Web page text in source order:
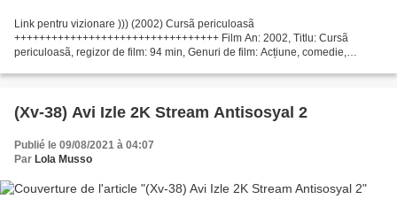
Link pentru vizionare ))) (2002) Cursã periculoasã
+++++++++++++++++++++++++++++++++ Film An: 2002, Titlu: Cursã
periculoasã, regizor de film: 94 min, Genuri de film: Acțiune, comedie,
(Xv-38) Avi Izle 2K Stream Antisosyal 2
Publié le 09/08/2021 à 04:07
Par Lola Musso